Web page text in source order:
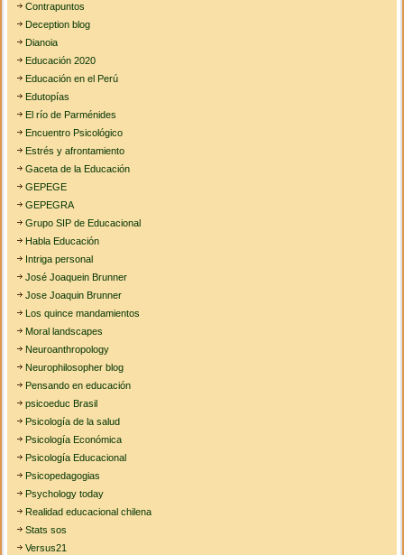
Contrapuntos
Deception blog
Dianoia
Educación 2020
Educación en el Perú
Edutopías
El río de Parménides
Encuentro Psicológico
Estrés y afrontamiento
Gaceta de la Educación
GEPEGE
GEPEGRA
Grupo SIP de Educacional
Habla Educación
Intriga personal
José Joaquein Brunner
Jose Joaquin Brunner
Los quince mandamientos
Moral landscapes
Neuroanthropology
Neurophilosopher blog
Pensando en educación
psicoeduc Brasil
Psicología de la salud
Psicología Económica
Psicología Educacional
Psicopedagogias
Psychology today
Realidad educacional chilena
Stats sos
Versus21